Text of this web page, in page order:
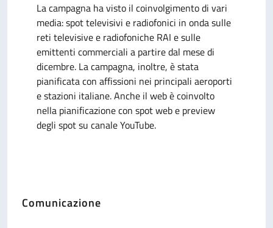
La campagna ha visto il coinvolgimento di vari
media: spot televisivi e radiofonici in onda sulle
reti televisive e radiofoniche RAI e sulle
emittenti commerciali a partire dal mese di
dicembre. La campagna, inoltre, è stata
pianificata con affissioni nei principali aeroporti
e stazioni italiane. Anche il web è coinvolto
nella pianificazione con spot web e preview
degli spot su canale YouTube.
Comunicazione